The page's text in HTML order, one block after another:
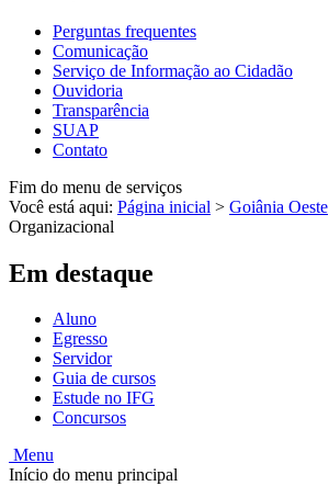
Perguntas frequentes
Comunicação
Serviço de Informação ao Cidadão
Ouvidoria
Transparência
SUAP
Contato
Fim do menu de serviços
Você está aqui: Página inicial > Goiânia Oeste
Organizacional
Em destaque
Aluno
Egresso
Servidor
Guia de cursos
Estude no IFG
Concursos
Menu
Início do menu principal